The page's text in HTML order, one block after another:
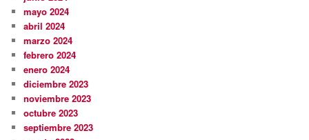
mayo 2024
abril 2024
marzo 2024
febrero 2024
enero 2024
diciembre 2023
noviembre 2023
octubre 2023
septiembre 2023